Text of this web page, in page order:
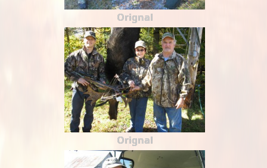
Orignal
Orignal